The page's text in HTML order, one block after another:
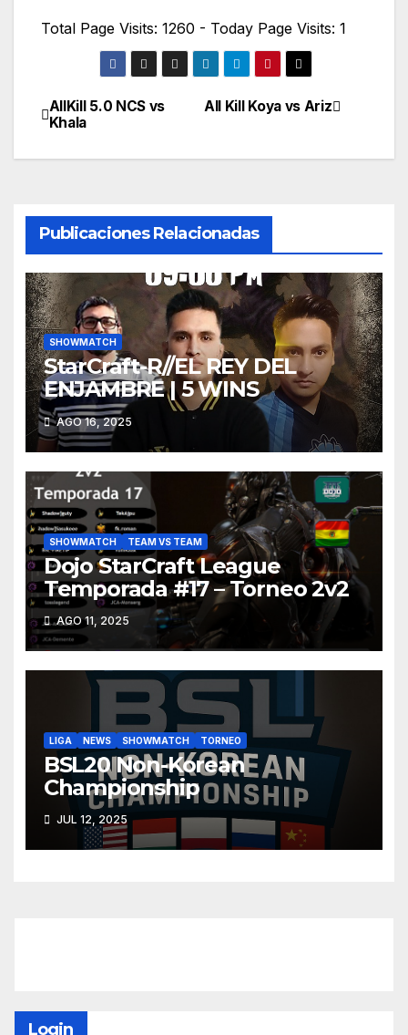
Total Page Visits: 1260 - Today Page Visits: 1
Navegación
de
All Kill Koya vs Ariz
AllKill 5.0 NCS vs
Khala
Publicaciones Relacionadas
SHOWMATCH
StarCraft-R//EL REY DEL
ENJAMBRE | 5 WINS
AGO 16, 2025
SHOWMATCH TEAM VS TEAM
Dojo StarCraft League
Temporada #17 – Torneo 2v2
AGO 11, 2025
LIGA NEWS SHOWMATCH TORNEO
BSL20 Non-Korean
Championship
JUL 12, 2025
Login